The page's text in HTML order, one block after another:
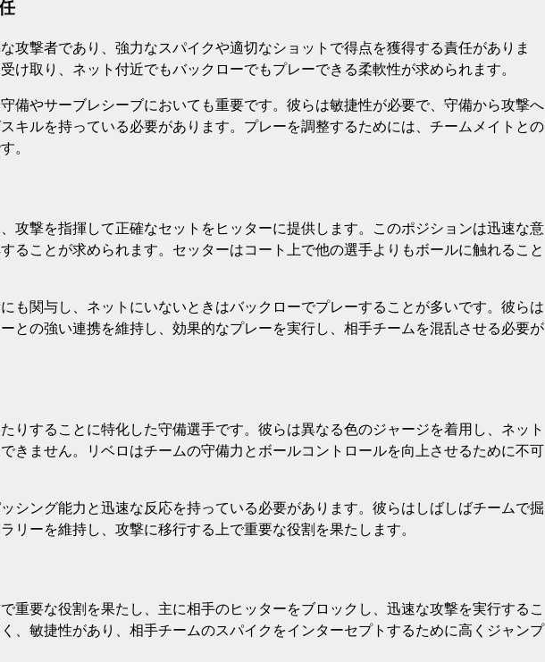
攻撃者であり、強力なスパイクや適切なショットで得点を獲得する責任がありま
け取り、ネット付近でもバックローでもプレーできる柔軟性が求められます。
備やサーブレシーブにおいても重要です。彼らは敏捷性が必要で、守備から攻撃へ
キルを持っている必要があります。プレーを調整するためには、チームメイトとの
。
攻撃を指揮して正確なセットをヒッターに提供します。このポジションは迅速な意
ることが求められます。セッターはコート上で他の選手よりもボールに触れること
も関与し、ネットにいないときはバックローでプレーすることが多いです。彼らは
との強い連携を維持し、効果的なプレーを実行し、相手チームを混乱させる必要が
りすることに特化した守備選手です。彼らは異なる色のジャージを着用し、ネット
きません。リベロはチームの守備力とボールコントロールを向上させるために不可
シング能力と迅速な反応を持っている必要があります。彼らはしばしばチームで掘
リーを維持し、攻撃に移行する上で重要な役割を果たします。
重要な役割を果たし、主に相手のヒッターをブロックし、迅速な攻撃を実行するこ
、敏捷性があり、相手チームのスパイクをインターセプトするために高くジャンプ